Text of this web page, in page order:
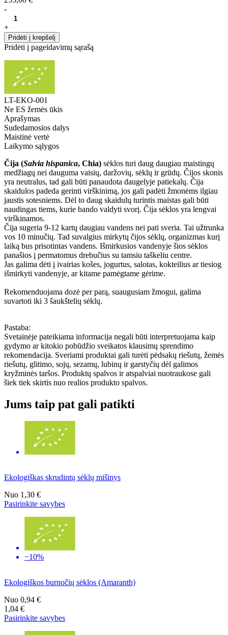
-
+
Pridėti į krepšelį
Pridėti į pageidavimų sąrašą
LT-EKO-001
Ne ES žemės ūkis
Aprašymas
Sudedamosios dalys
Maistinė vertė
Laikymo sąlygos
Čija (Salvia hispanica, Chia) sėklos turi daug daugiau maistingų
medžiagų nei dauguma vaisių, daržovių, sėklų ir grūdų. Čijos skonis
yra neutralus, tad gali būti panaudota daugelyje patiekalų. Čija
skaidulos padeda gerinti virškinimą, jos gali padėti žmonėms ilgiau
jaustis sotesniems. Dėl to daug skaidulų turintis maistas gali būti
naudingas tiems, kurie bando valdyti svorį. Čija sėklos yra lengvai
virškinamos.
Čija sugeria 9-12 kartų daugiau vandens nei pati sveria. Tai užtrunka
vos 10 minučių. Tad suvalgius mirkytų čijos sėklų, organizmas kurį
laiką bus prisotintas vandens. Išmirkusios vandenyje šios sėklos
panašios į permatomus drebučius su tamsiu taškeliu centre.
Jas galima dėti į ivairias košes, jogurtus, salotas, kokteilius ar tiesiog
išmirkyti vandenyje, ar kitame pamėgtame gėrime.
Rekomenduojama dozė per parą, suaugusiam žmogui, galima
suvartoti iki 3 šaukštelių sėklų.
Pastaba:
Svetainėje pateikiama informacija negali būti interpretuojama kaip
gydymo ar kitokio pobūdžio sveikatos klausimų sprendimo
rekomendacija. Sveriami produktai gali turėti pėdsakų riešutų, žemės
riešutų, glitimo, sojų, sezamų, lubinų ir garstyčių dėl galimos
kryžminės taršos. Produktų spalvos ir atspalviai nuotraukose gali
šiek tiek skirtis nuo realios produkto spalvos.
Jums taip pat gali patikti
Ekologiškas skrudintų sėklų mišinys
Nuo 1,30 €
Pasirinkite savybes
−10%
Ekologiškos burnočių sėklos (Amaranth)
Nuo 0,94 €
1,04 €
Pasirinkite savybes